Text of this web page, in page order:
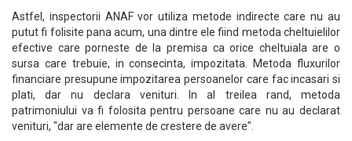
Astfel, inspectorii ANAF vor utiliza metode indirecte care nu au
putut fi folisite pana acum, una dintre ele fiind metoda cheltuielilor
efective care porneste de la premisa ca orice cheltuiala are o
sursa care trebuie, in consecinta, impozitata. Metoda fluxurilor
financiare presupune impozitarea persoanelor care fac incasari si
plati, dar nu declara venituri. In al treilea rand, metoda
patrimoniului va fi folosita pentru persoane care nu au declarat
venituri, "dar are elemente de crestere de avere".